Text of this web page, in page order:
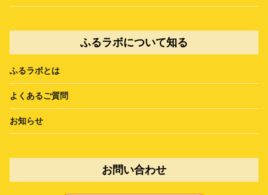
ふるラボについて知る
ふるラボとは
よくあるご質問
お知らせ
お問い合わせ